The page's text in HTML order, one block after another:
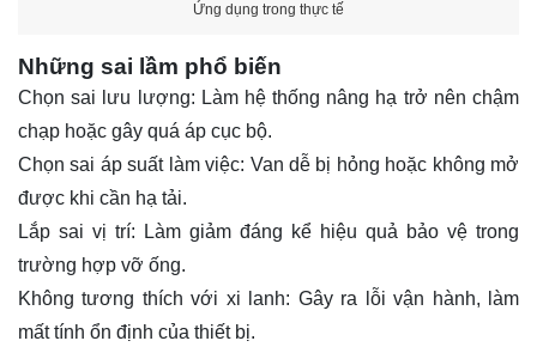
Ứng dụng trong thực tế
Những sai lầm phổ biến
Chọn sai lưu lượng: Làm hệ thống nâng hạ trở nên chậm
chạp hoặc gây quá áp cục bộ.
Chọn sai áp suất làm việc: Van dễ bị hỏng hoặc không mở
được khi cần hạ tải.
Lắp sai vị trí: Làm giảm đáng kể hiệu quả bảo vệ trong
trường hợp vỡ ống.
Không tương thích với xi lanh: Gây ra lỗi vận hành, làm
mất tính ổn định của thiết bị.